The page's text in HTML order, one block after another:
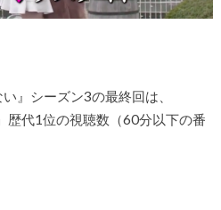
』シーズン3の最終回は、
」歴代1位の視聴数（60分以下の番